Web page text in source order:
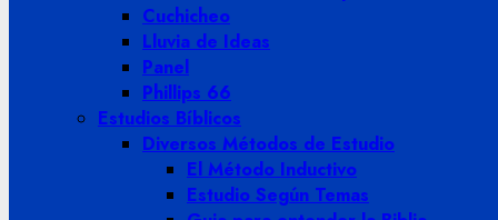
Cuchicheo
Lluvia de Ideas
Panel
Phillips 66
Estudios Bíblicos
Diversos Métodos de Estudio
El Método Inductivo
Estudio Según Temas